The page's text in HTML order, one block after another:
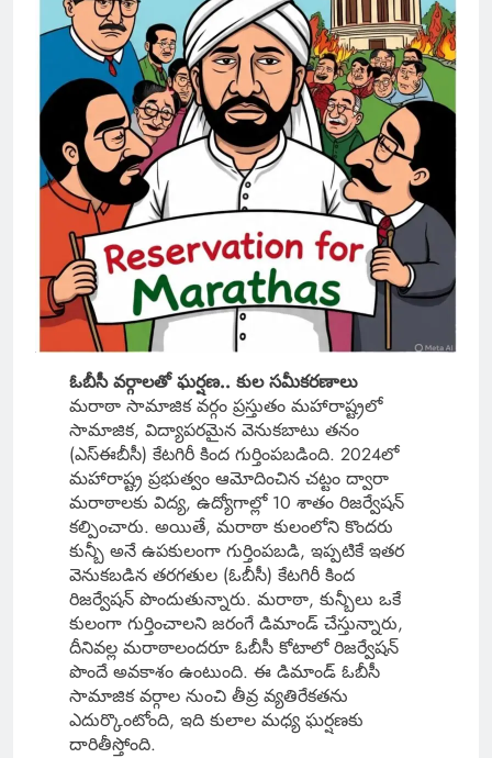
ఓబీసీ వర్గాలతో ఘర్షణ.. కుల సమీకరణాలు
మరాఠా సామాజిక వర్గం ప్రస్తుతం మహారాష్ట్రలో
సామాజిక, విద్యాపరమైన వెనుకబాటు తనం
(ఎస్‌ఈబీసీ) కేటగిరీ కింద గుర్తింపబడింది. 2024లో
మహారాష్ట్ర ప్రభుత్వం ఆమోదించిన చట్టం ద్వారా
మరాఠాలకు విద్య, ఉద్యోగాల్లో 10 శాతం రిజర్వేషన్
కల్పించారు. అయితే, మరాఠా కులంలోని కొందరు
కున్బీ అనే ఉపకులంగా గుర్తింపబడి, ఇప్పటికే ఇతర
వెనుకబడిన తరగతుల (ఓబీసీ) కేటగిరీ కింద
రిజర్వేషన్ పొందుతున్నారు. మరాఠా, కున్బీలు ఒకే
కులంగా గుర్తించాలని జరంగే డిమాండ్ చేస్తున్నారు,
దీనివల్ల మరాఠాలందరూ ఓబీసీ కోటాలో రిజర్వేషన్
పొందే అవకాశం ఉంటుంది. ఈ డిమాండ్ ఓబీసీ
సామాజిక వర్గాల నుంచి తీవ్ర వ్యతిరేకతను
ఎదుర్కొంటోంది, ఇది కులాల మధ్య ఘర్షణకు
దారితీస్తోంది.